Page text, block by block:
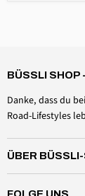
BÜSSLI SHOP
Danke, dass du
Road-Lifestyles
ÜBER
Zubehör
Hilfreich ? Ja
Anonym
Magnethaken